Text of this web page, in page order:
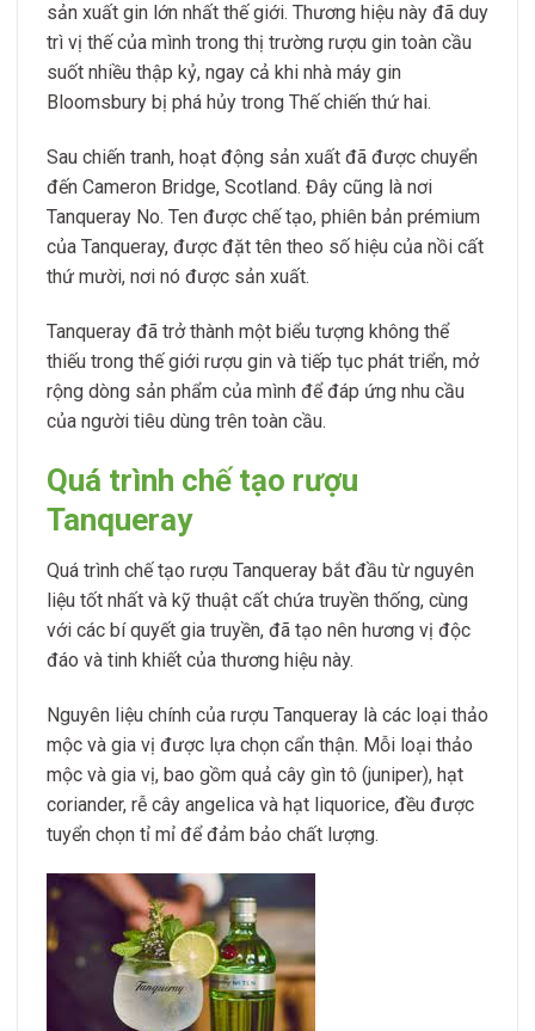
sản xuất gin lớn nhất thế giới. Thương hiệu này đã duy
trì vị thế của mình trong thị trường rượu gin toàn cầu
suốt nhiều thập kỷ, ngay cả khi nhà máy gin
Bloomsbury bị phá hủy trong Thế chiến thứ hai.
Sau chiến tranh, hoạt động sản xuất đã được chuyển
đến Cameron Bridge, Scotland. Đây cũng là nơi
Tanqueray No. Ten được chế tạo, phiên bản prémium
của Tanqueray, được đặt tên theo số hiệu của nồi cất
thứ mười, nơi nó được sản xuất.
Tanqueray đã trở thành một biểu tượng không thể
thiếu trong thế giới rượu gin và tiếp tục phát triển, mở
rộng dòng sản phẩm của mình để đáp ứng nhu cầu
của người tiêu dùng trên toàn cầu.
Quá trình chế tạo rượu
Tanqueray
Quá trình chế tạo rượu Tanqueray bắt đầu từ nguyên
liệu tốt nhất và kỹ thuật cất chứa truyền thống, cùng
với các bí quyết gia truyền, đã tạo nên hương vị độc
đáo và tinh khiết của thương hiệu này.
Nguyên liệu chính của rượu Tanqueray là các loại thảo
mộc và gia vị được lựa chọn cẩn thận. Mỗi loại thảo
mộc và gia vị, bao gồm quả cây gìn tô (juniper), hạt
coriander, rễ cây angelica và hạt liquorice, đều được
tuyển chọn tỉ mỉ để đảm bảo chất lượng.